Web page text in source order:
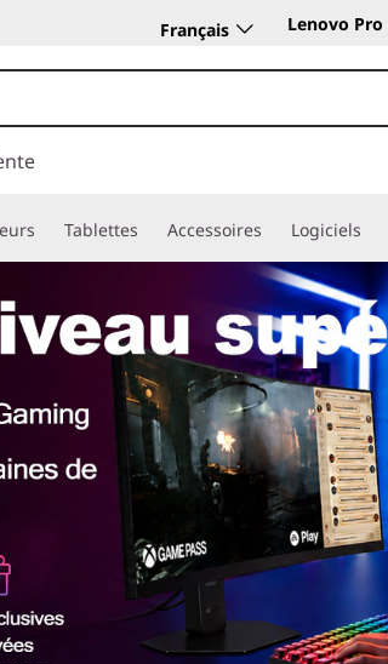
Français Lenovo Pro
Tablettes Accessoires Logiciels